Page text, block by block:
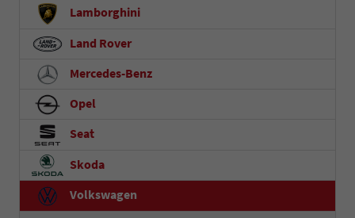
Lamborghini
Land Rover
Mercedes-Benz
Opel
Seat
Skoda
Volkswagen